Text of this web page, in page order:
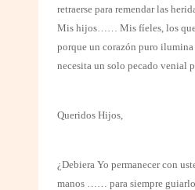
retraerse para remendar las
Mis hijos…… Mis fíeles, los que
porque un corazón puro ilumina
necesita un solo pecado venial
Queridos Hijos,
¿Debiera Yo permanecer con
manos …… para siempre